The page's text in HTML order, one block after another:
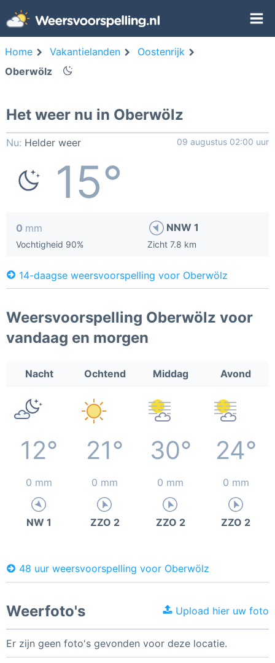
Home Vakantielanden
Oostenrijk
Oberwölz
Het weer nu in Oberwölz
Nu: Helder weer 09 augustus 02:00 uur
15°
0 mm
Vochtigheid 90%
NNW 1
Zicht 7.8 km
14-daagse weersvoorspelling voor Oberwölz
Weersvoorspelling Oberwölz voor
vandaag en morgen
Nacht Ochtend Middag Avond
12° 21° 30° 24°
0 mm 0 mm 0 mm 0 mm
NW 1 ZZO 2 ZZO 2 ZZO 2
48 uur weersvoorspelling voor Oberwölz
Weerfoto's Upload hier uw foto
Er zijn geen foto's gevonden voor deze locatie.